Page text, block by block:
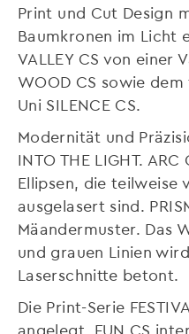
Print und Cut Design
Baumkronen im Licht
VALLEY CS von einer
WOOD CS sowie
Uni SILENCE CS.
Modernität und
INTO THE LIGHT.
Ellipsen, die teilweise
ausgelasert sind.
Mäandermuster. Das
und grauen Linien
Laserschnitte betont.
Die Print-Serie
angelegt. FUN CS